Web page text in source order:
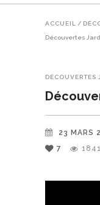
ACCUEIL /
Découvertes
DÉCOUVERTES
23 MARS
7